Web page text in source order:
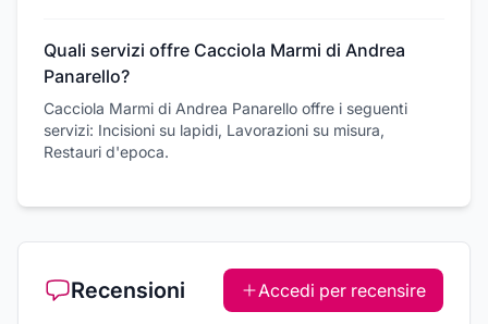
Quali servizi offre Cacciola Marmi di Andrea
Panarello?
Cacciola Marmi di Andrea Panarello offre i seguenti
servizi: Incisioni su lapidi, Lavorazioni su misura,
Restauri d'epoca.
Recensioni Accedi per recensire